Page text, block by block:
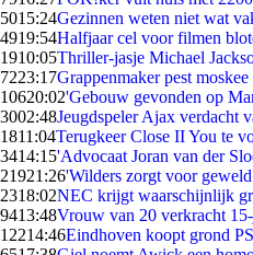
5015:24Gezinnen weten niet wat
4919:54Halfjaar cel voor filmen
1910:05Thriller-jasje Michael
7223:17Grappenmaker pest
10620:02'Gebouw gevonden op
3002:48Jeugdspeler Ajax verdacht
1811:04Terugkeer Close II You te
3414:15'Advocaat Joran van der
21921:26'Wilders zorgt voor
2318:02NEC krijgt waarschijnlijk
9413:48Vrouw van 20 verkracht
12214:46Eindhoven koopt grond